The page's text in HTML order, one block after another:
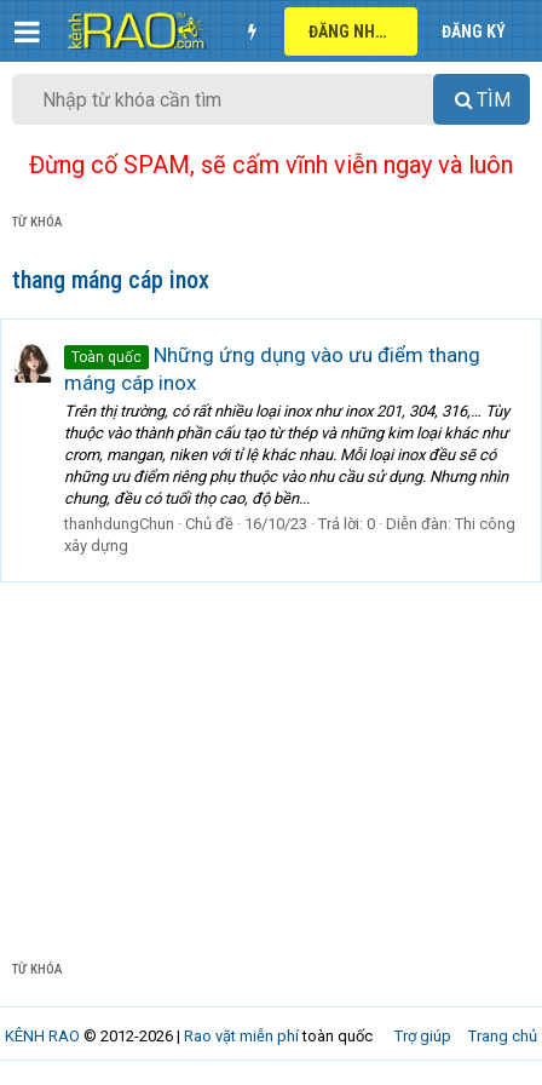
ĐĂNG NHẬP ĐĂNG KÝ
TÌM
Đừng cố SPAM, sẽ cấm vĩnh viễn ngay và luôn
TỪ KHÓA
thang máng cáp inox
Toàn quốc
Những ứng dụng vào ưu điểm thang
máng cáp inox
Trên thị trường, có rất nhiều loại inox như inox 201, 304, 316,… Tùy
thuộc vào thành phần cấu tạo từ thép và những kim loại khác như
crom, mangan, niken với tỉ lệ khác nhau. Mỗi loại inox đều sẽ có
những ưu điểm riêng phụ thuộc vào nhu cầu sử dụng. Nhưng nhìn
chung, đều có tuổi thọ cao, độ bền...
thanhdungChun
Chủ đề 16/10/23 Trả lời: 0 Diễn đàn: Thi công
xây dựng
TỪ KHÓA
Trợ giúp Trang chủ
KÊNH RAO © 2012-2026 | Rao vặt miễn phítoàn quốc